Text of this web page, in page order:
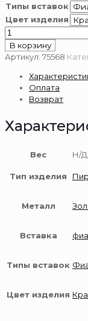
Типы вставок
Цвет изделия
Количество
товара
Пирсинг
золота
пробы
В корзину
Артикул: 75568
Оплата
Возврат
Вес Н/Д
Тип изделия
Металл
Вставка
Типы вставок
Цвет изделия